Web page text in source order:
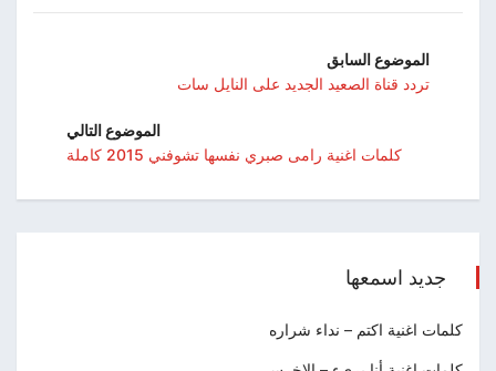
الموضوع السابق
تردد قناة الصعيد الجديد على النايل سات
الموضوع التالي
كلمات اغنية رامى صبري نفسها تشوفني 2015 كاملة
جديد اسمعها
كلمات اغنية اكتم – نداء شراره